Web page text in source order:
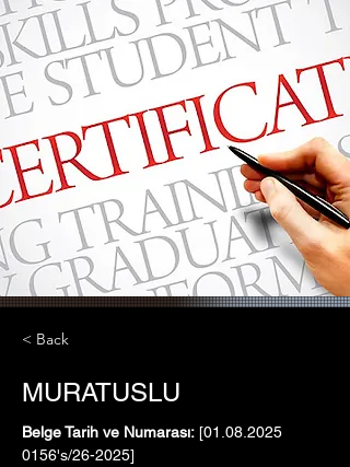
< Back
MURATUSLU
Belge Tarih ve Numarası: [01.08.2025
0156's/26-2025]